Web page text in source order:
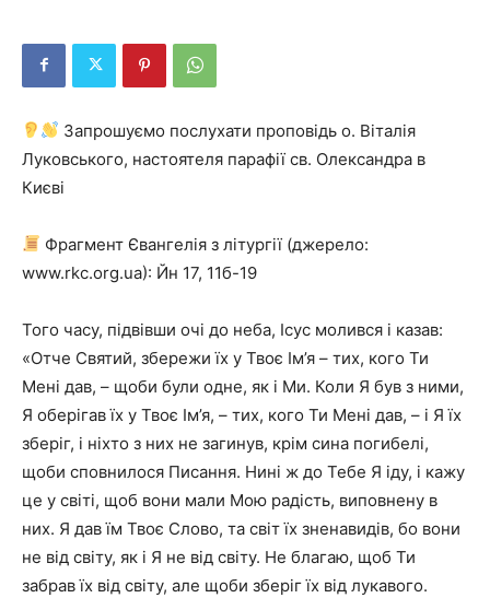
Запрошуємо послухати проповідь о. Віталія
Луковського, настоятеля парафії св. Олександра в
Києві
Фрагмент Євангелія з літургії (джерело:
www.rkc.org.ua): Йн 17, 11б-19
Того часу, підвівши очі до неба, Ісус молився і казав:
«Отче Святий, збережи їх у Твоє Ім’я – тих, кого Ти
Мені дав, – щоби були одне, як і Ми. Коли Я був з ними,
Я оберігав їх у Твоє Ім’я, – тих, кого Ти Мені дав, – і Я їх
зберіг, і ніхто з них не загинув, крім сина погибелі,
щоби сповнилося Писання. Нині ж до Тебе Я іду, і кажу
це у світі, щоб вони мали Мою радість, виповнену в
них. Я дав їм Твоє Слово, та світ їх зненавидів, бо вони
не від світу, як і Я не від світу. Не благаю, щоб Ти
забрав їх від світу, але щоби зберіг їх від лукавого.